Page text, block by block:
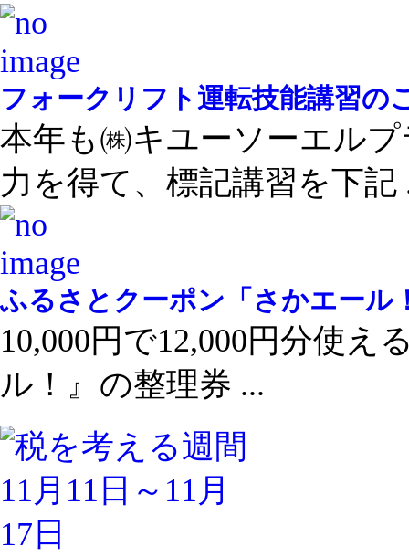
フォークリフト運転技能講習の
本年も㈱キユーソーエル
力を得て、標記講習を下記
ふるさとクーポン「さかエール
10,000円で12,000円分使
ル！』の整理券 ...